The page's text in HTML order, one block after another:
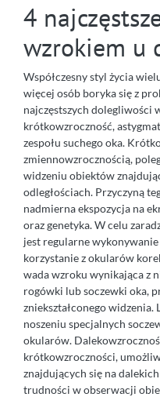
4
wzrokiem u
Współczesny styl życia
więcej osób boryka się z
najczęstszych dolegliwości
krótkowzroczność,
zespołu suchego oka.
zmiennowzrocznością,
widzeniu obiektów
odległościach. Przyczyną
nadmierna ekspozycja na
oraz genetyka. W celu
jest regularne
korzystanie z okularów
wada wzroku wynikająca z
rogówki lub soczewki oka,
zniekształconego widzenia.
noszeniu specjalnych
okularów.
krótkowzroczności,
znajdujących się na
trudności w obserwacji